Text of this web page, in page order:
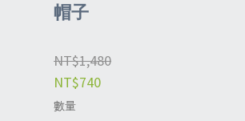
帽子
NT$1,480
NT$740
數量